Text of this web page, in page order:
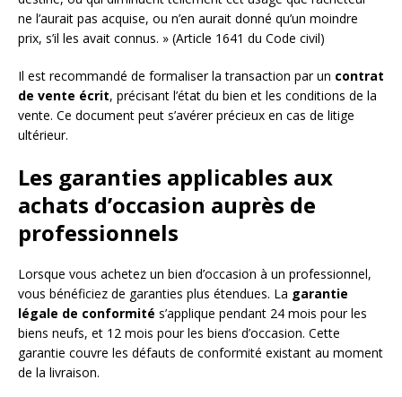
ne l’aurait pas acquise, ou n’en aurait donné qu’un moindre
prix, s’il les avait connus. » (Article 1641 du Code civil)
Il est recommandé de formaliser la transaction par un contrat
de vente écrit, précisant l’état du bien et les conditions de la
vente. Ce document peut s’avérer précieux en cas de litige
ultérieur.
Les garanties applicables aux
achats d’occasion auprès de
professionnels
Lorsque vous achetez un bien d’occasion à un professionnel,
vous bénéficiez de garanties plus étendues. La garantie
légale de conformité s’applique pendant 24 mois pour les
biens neufs, et 12 mois pour les biens d’occasion. Cette
garantie couvre les défauts de conformité existant au moment
de la livraison.